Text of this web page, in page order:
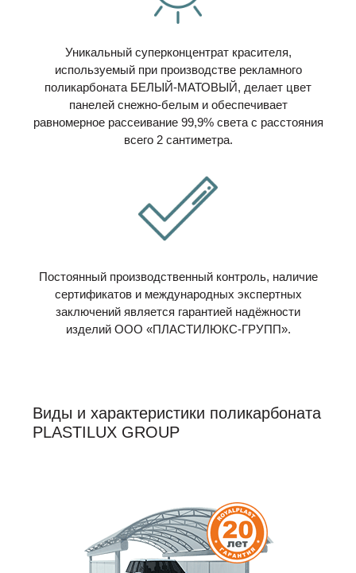
Уникальный суперконцентрат красителя,
используемый при производстве рекламного
поликарбоната БЕЛЫЙ-МАТОВЫЙ, делает цвет
панелей снежно-белым и обеспечивает
равномерное рассеивание 99,9% света с расстояния
всего 2 сантиметра.
Постоянный производственный контроль, наличие
сертификатов и международных экспертных
заключений является гарантией надёжности
изделий ООО «ПЛАСТИЛЮКС-ГРУПП».
Виды и характеристики поликарбоната
PLASTILUX GROUP